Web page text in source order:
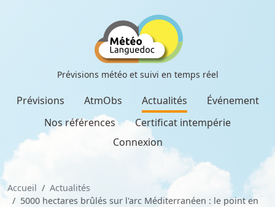
Prévisions météo et suivi en temps réel
Prévisions AtmObs Actualités
Événement
Nos références
Certificat intempérie
Connexion
Accueil
Actualités
5000 hectares brûlés sur l'arc Méditerranéen : le point en